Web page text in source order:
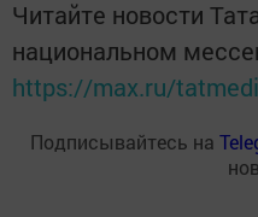
Читайте новости
национальном
https://max.ru/
Подписывайтесь на